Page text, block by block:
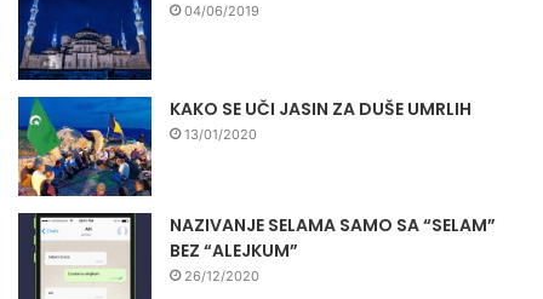
04/06/2019
KAKO SE UČI JASIN ZA DUŠE UMRLIH
13/01/2020
NAZIVANJE SELAMA SAMO SA “SELAM”
BEZ “ALEJKUM”
26/12/2020